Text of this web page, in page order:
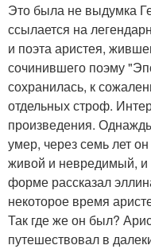
Это была не выдумка
ссылается на
и поэта аристея,
сочинившего поэму
сохранилась, к
отдельных строф.
произведения.
умер, через семь лет
живой и невредимый, и
форме рассказал
некоторое время
Так где же он был?
путешествовал в